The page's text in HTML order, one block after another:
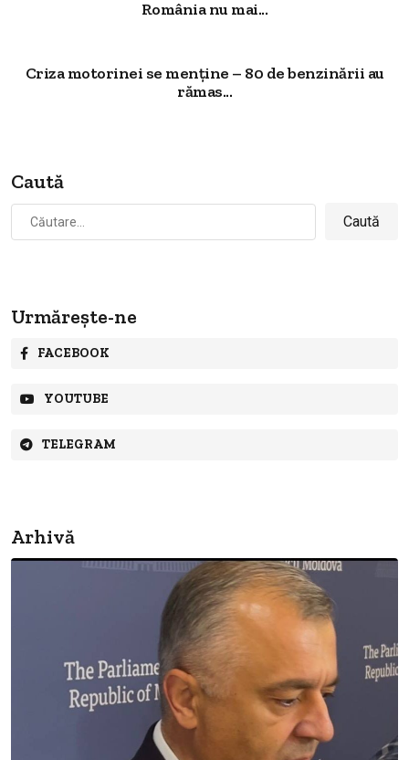
România nu mai...
Criza motorinei se menține – 80 de benzinării au
rămas...
Caută
Caută
după:
Urmărește-ne
FACEBOOK
YOUTUBE
TELEGRAM
Arhivă